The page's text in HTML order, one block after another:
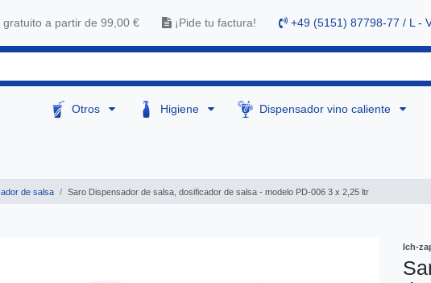
gratuito a partir de 99,00 € ¡Pide tu factura! +49 (5151) 87798-77 / L -
Otros Higiene Dispensador vino caliente
de salsa Saro Dispensador de salsa, dosificador de salsa - modelo PD-006 3 x 2,25 ltr
Ich-